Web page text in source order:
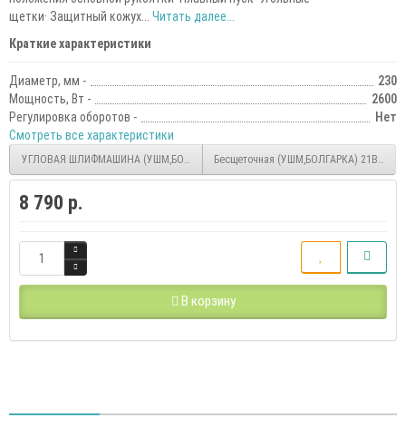
щетки· Защитный кожух... Читать далее...
Краткие характеристики
Диаметр, мм -
230
Мощность, Вт -
2600
Регулировка оборотов -
Нет
Смотреть все характеристики
УГЛОВАЯ ШЛИФМАШИНА (УШМ,БОЛГАРКА) DAG 1250-125 DAEWOO
Бесщеточная (УШМ,БОЛГАРКА) 21B
8 790 р.
В корзину